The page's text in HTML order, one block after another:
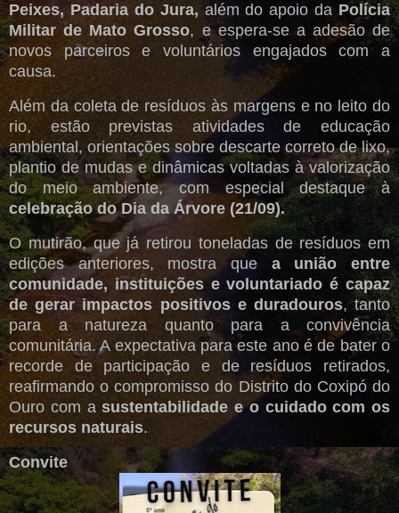
Peixes, Padaria do Jura,além do apoio da Polícia
Militar de Mato Grosso, e espera-se a adesão de
novos parceiros e voluntários engajados com a
causa.
Além da coleta de resíduos às margens e no leito do
rio, estão previstas atividades de educação
ambiental, orientações sobre descarte correto de lixo,
plantio de mudas e dinâmicas voltadas à valorização
do meio ambiente, com especial destaque à
celebração do Dia da Árvore (21/09).
O mutirão, que já retirou toneladas de resíduos em
edições anteriores, mostra que a união entre
comunidade, instituições e voluntariado é capaz
de gerar impactos positivos e duradouros, tanto
para a natureza quanto para a convivência
comunitária. A expectativa para este ano é de bater o
recorde de participação e de resíduos retirados,
reafirmando o compromisso do Distrito do Coxipó do
Ouro com asustentabilidade e o cuidado com os
recursos naturais.
Convite